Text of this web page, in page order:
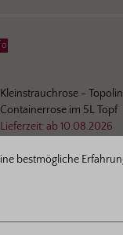
Kleinstrauchrose -
Containerrose im 5L Topf
Lieferzeit: ab10.08.2026
bestmögliche